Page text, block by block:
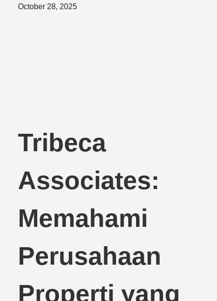
Posted
October 28, 2025
Tribeca
Associates:
Memahami
Perusahaan
Properti yang